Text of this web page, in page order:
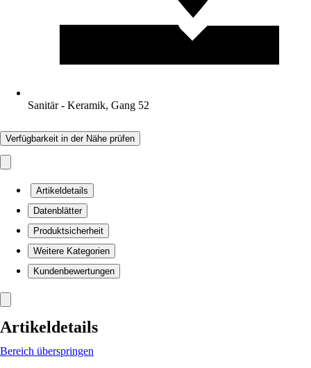
Sanitär - Keramik, Gang 52
Verfügbarkeit in der Nähe prüfen
Artikeldetails
Datenblätter
Produktsicherheit
Weitere Kategorien
Kundenbewertungen
Artikeldetails
Bereich überspringen